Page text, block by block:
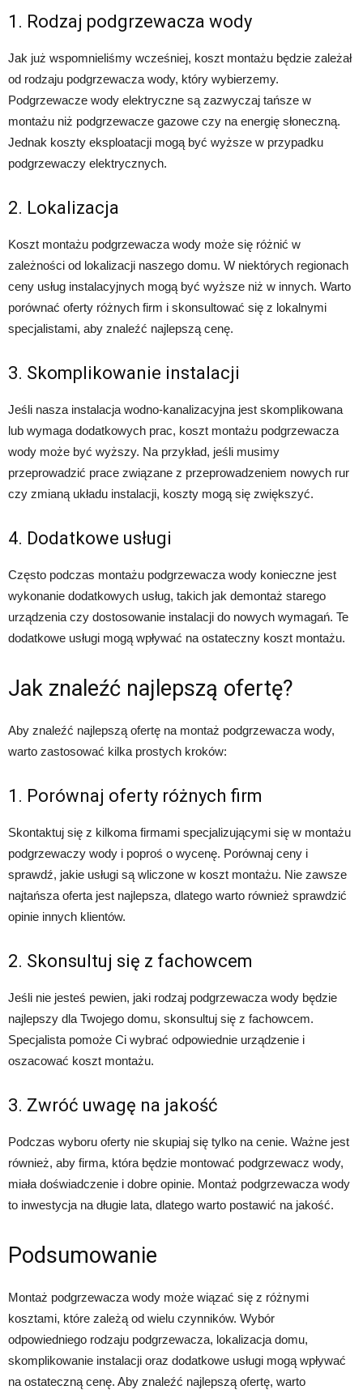
1. Rodzaj podgrzewacza wody
Jak już wspomnieliśmy wcześniej, koszt montażu będzie zależał
od rodzaju podgrzewacza wody, który wybierzemy.
Podgrzewacze wody elektryczne są zazwyczaj tańsze w
montażu niż podgrzewacze gazowe czy na energię słoneczną.
Jednak koszty eksploatacji mogą być wyższe w przypadku
podgrzewaczy elektrycznych.
2. Lokalizacja
Koszt montażu podgrzewacza wody może się różnić w
zależności od lokalizacji naszego domu. W niektórych regionach
ceny usług instalacyjnych mogą być wyższe niż w innych. Warto
porównać oferty różnych firm i skonsultować się z lokalnymi
specjalistami, aby znaleźć najlepszą cenę.
3. Skomplikowanie instalacji
Jeśli nasza instalacja wodno-kanalizacyjna jest skomplikowana
lub wymaga dodatkowych prac, koszt montażu podgrzewacza
wody może być wyższy. Na przykład, jeśli musimy
przeprowadzić prace związane z przeprowadzeniem nowych rur
czy zmianą układu instalacji, koszty mogą się zwiększyć.
4. Dodatkowe usługi
Często podczas montażu podgrzewacza wody konieczne jest
wykonanie dodatkowych usług, takich jak demontaż starego
urządzenia czy dostosowanie instalacji do nowych wymagań. Te
dodatkowe usługi mogą wpływać na ostateczny koszt montażu.
Jak znaleźć najlepszą ofertę?
Aby znaleźć najlepszą ofertę na montaż podgrzewacza wody,
warto zastosować kilka prostych kroków:
1. Porównaj oferty różnych firm
Skontaktuj się z kilkoma firmami specjalizującymi się w montażu
podgrzewaczy wody i poproś o wycenę. Porównaj ceny i
sprawdź, jakie usługi są wliczone w koszt montażu. Nie zawsze
najtańsza oferta jest najlepsza, dlatego warto również sprawdzić
opinie innych klientów.
2. Skonsultuj się z fachowcem
Jeśli nie jesteś pewien, jaki rodzaj podgrzewacza wody będzie
najlepszy dla Twojego domu, skonsultuj się z fachowcem.
Specjalista pomoże Ci wybrać odpowiednie urządzenie i
oszacować koszt montażu.
3. Zwróć uwagę na jakość
Podczas wyboru oferty nie skupiaj się tylko na cenie. Ważne jest
również, aby firma, która będzie montować podgrzewacz wody,
miała doświadczenie i dobre opinie. Montaż podgrzewacza wody
to inwestycja na długie lata, dlatego warto postawić na jakość.
Podsumowanie
Montaż podgrzewacza wody może wiązać się z różnymi
kosztami, które zależą od wielu czynników. Wybór
odpowiedniego rodzaju podgrzewacza, lokalizacja domu,
skomplikowanie instalacji oraz dodatkowe usługi mogą wpływać
na ostateczną cenę. Aby znaleźć najlepszą ofertę, warto